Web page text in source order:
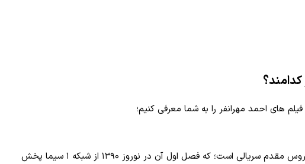
های احمد مهرانفر را به شما معرفی کنیم؛
سریال پایتخت به کارگردانی آقای سیروس مقدم سریالی است؛ که فصل اول آن در نوروز ۱۳۹۰ از شبکه ۱ سیما پخش